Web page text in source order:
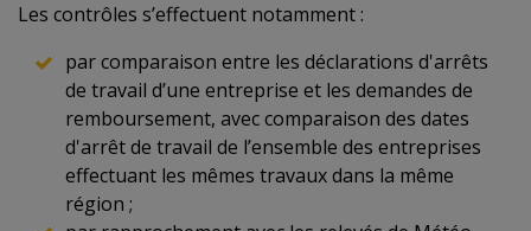
Les contrôles s’effectuent notamment :
par comparaison entre les déclarations d'arrêts
de travail d’une entreprise et les demandes de
remboursement, avec comparaison des dates
d'arrêt de travail de l’ensemble des entreprises
effectuant les mêmes travaux dans la même
région ;